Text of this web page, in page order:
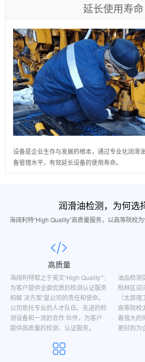
延长使用寿命
设备是企业生存与发展的根本，通过专业化润滑
备管理水平，有效延长设备的使用寿命。
润滑油检测，为何选
海阔利特“High Quality”高质量服务，以高等院校
高质量
海阔利特取之于英文“High Quality””,
为客户提供全面优质的检测认证服务
和解 决方案”是公司的责任和使命。
公司依托专业的人才队伍、先进的检
测设备和一流的合作 伙伴，为客户
提供高质量的检测、认证服务。
油品检测
柏林区迎
（太原
高等院校
着强大的
更好的为